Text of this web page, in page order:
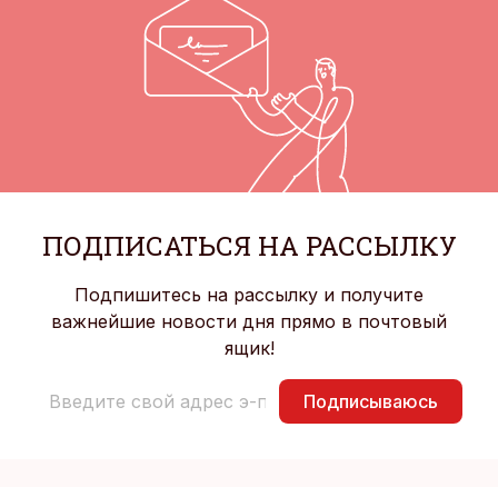
ПОДПИСАТЬСЯ НА РАССЫЛКУ
Подпишитесь на рассылку и получите
важнейшие новости дня прямо в почтовый
ящик!
Подписываюсь